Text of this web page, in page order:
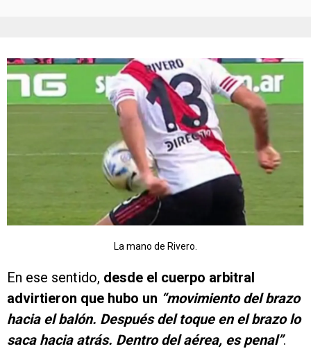
La mano de Rivero.
En ese sentido, desde el cuerpo arbitral
advirtieron que hubo un “movimiento del brazo
hacia el balón. Después del toque en el brazo lo
saca hacia atrás. Dentro del aérea, es penal”.